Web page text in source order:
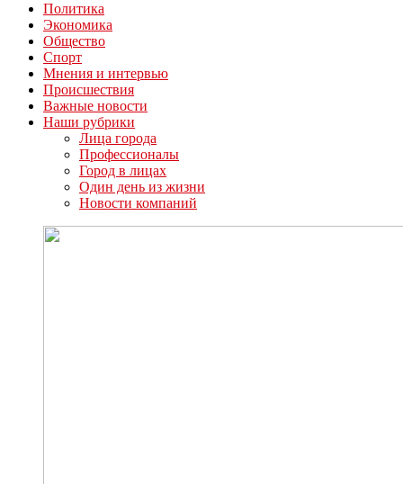
Политика
Экономика
Общество
Спорт
Мнения и интервью
Происшествия
Важные новости
Наши рубрики
Лица города
Профессионалы
Город в лицах
Один день из жизни
Новости компаний